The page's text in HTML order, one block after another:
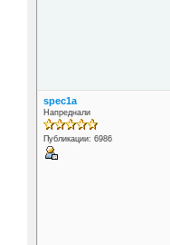
spec1a
Напреднали
Публикации: 6986